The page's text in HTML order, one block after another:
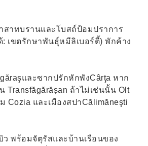
สาทบรานและโบสถ์ป้อมปราการ
: เขตรักษาพันธุ์หมีลิเบอร์ตี้) พักค้าง
และซากปรักหักพังCârţa หาก
Transfăgărășan ถ้าไม่เช่นนั้น Olt
Cozia และเมืองสปาCălimăneşti
ว พร้อมจัตุรัสและบ้านเรือนของ